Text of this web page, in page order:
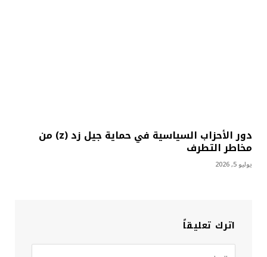
دور الأحزاب السياسية في حماية جيل زد (z) من
مخاطر التطرف
يوليو 5, 2026
اترك تعليقاً